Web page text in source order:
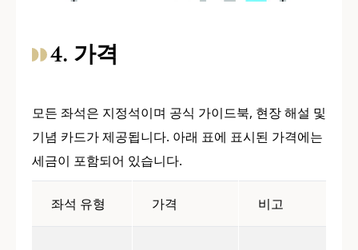
4. 가격
모든 좌석은 지정석이며 공식 가이드북, 현장 해설 및
기념 카드가 제공됩니다. 아래 표에 표시된 가격에는
세금이 포함되어 있습니다.
좌석 유형 가격 비고